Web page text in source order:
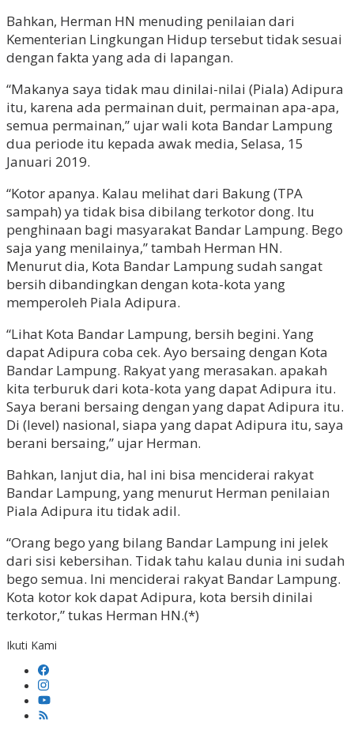
Bahkan, Herman HN menuding penilaian dari
Kementerian Lingkungan Hidup tersebut tidak sesuai
dengan fakta yang ada di lapangan.
“Makanya saya tidak mau dinilai-nilai (Piala) Adipura
itu, karena ada permainan duit, permainan apa-apa,
semua permainan,” ujar wali kota Bandar Lampung
dua periode itu kepada awak media, Selasa, 15
Januari 2019.
“Kotor apanya. Kalau melihat dari Bakung (TPA
sampah) ya tidak bisa dibilang terkotor dong. Itu
penghinaan bagi masyarakat Bandar Lampung. Bego
saja yang menilainya,” tambah Herman HN.
Menurut dia, Kota Bandar Lampung sudah sangat
bersih dibandingkan dengan kota-kota yang
memperoleh Piala Adipura.
“Lihat Kota Bandar Lampung, bersih begini. Yang
dapat Adipura coba cek. Ayo bersaing dengan Kota
Bandar Lampung. Rakyat yang merasakan. apakah
kita terburuk dari kota-kota yang dapat Adipura itu.
Saya berani bersaing dengan yang dapat Adipura itu.
Di (level) nasional, siapa yang dapat Adipura itu, saya
berani bersaing,” ujar Herman.
Bahkan, lanjut dia, hal ini bisa menciderai rakyat
Bandar Lampung, yang menurut Herman penilaian
Piala Adipura itu tidak adil.
“Orang bego yang bilang Bandar Lampung ini jelek
dari sisi kebersihan. Tidak tahu kalau dunia ini sudah
bego semua. Ini menciderai rakyat Bandar Lampung.
Kota kotor kok dapat Adipura, kota bersih dinilai
terkotor,” tukas Herman HN.(*)
Ikuti Kami